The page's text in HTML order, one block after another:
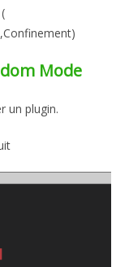
Mode
un plugin.